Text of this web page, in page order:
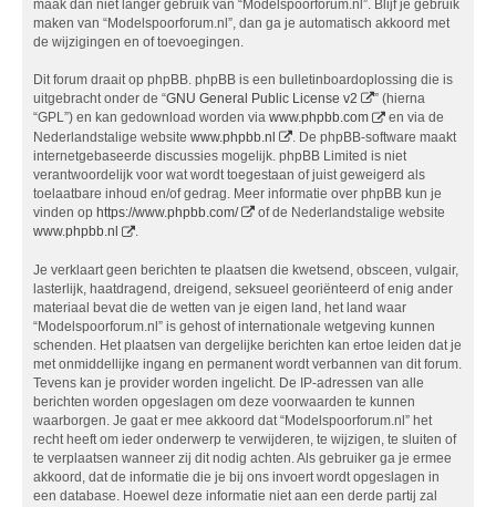
maak dan niet langer gebruik van “Modelspoorforum.nl”. Blijf je gebruik
maken van “Modelspoorforum.nl”, dan ga je automatisch akkoord met
de wijzigingen en of toevoegingen.
Dit forum draait op phpBB. phpBB is een bulletinboardoplossing die is
uitgebracht onder de “GNU General Public License v2
” (hierna
“GPL”) en kan gedownload worden via www.phpbb.com
en via de
Nederlandstalige website www.phpbb.nl
. De phpBB-software maakt
internetgebaseerde discussies mogelijk. phpBB Limited is niet
verantwoordelijk voor wat wordt toegestaan of juist geweigerd als
toelaatbare inhoud en/of gedrag. Meer informatie over phpBB kun je
vinden op https://www.phpbb.com/
of de Nederlandstalige website
www.phpbb.nl
.
Je verklaart geen berichten te plaatsen die kwetsend, obsceen, vulgair,
lasterlijk, haatdragend, dreigend, seksueel georiënteerd of enig ander
materiaal bevat die de wetten van je eigen land, het land waar
“Modelspoorforum.nl” is gehost of internationale wetgeving kunnen
schenden. Het plaatsen van dergelijke berichten kan ertoe leiden dat je
met onmiddellijke ingang en permanent wordt verbannen van dit forum.
Tevens kan je provider worden ingelicht. De IP-adressen van alle
berichten worden opgeslagen om deze voorwaarden te kunnen
waarborgen. Je gaat er mee akkoord dat “Modelspoorforum.nl” het
recht heeft om ieder onderwerp te verwijderen, te wijzigen, te sluiten of
te verplaatsen wanneer zij dit nodig achten. Als gebruiker ga je ermee
akkoord, dat de informatie die je bij ons invoert wordt opgeslagen in
een database. Hoewel deze informatie niet aan een derde partij zal